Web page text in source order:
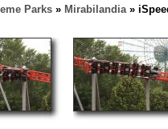
Parks» Mirabilandia»